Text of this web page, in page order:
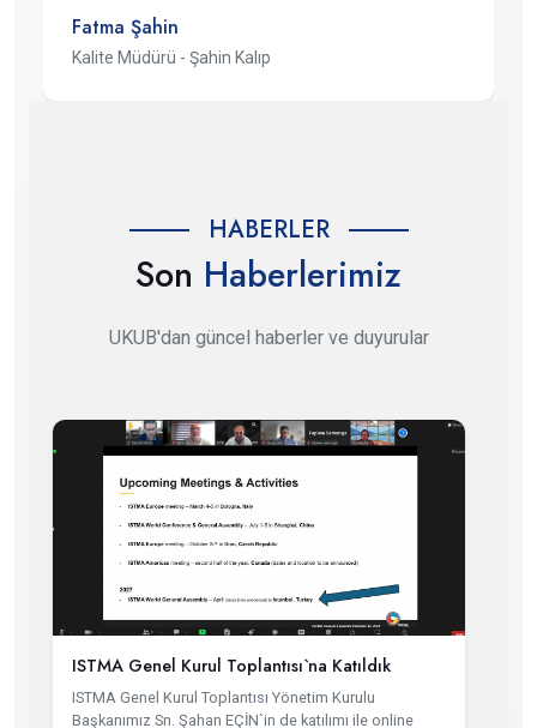
Fatma Şahin
Kalite Müdürü - Şahin Kalıp
HABERLER
Son Haberlerimiz
UKUB'dan güncel haberler ve duyurular
ISTMA Genel Kurul Toplantısı`na Katıldık
ISTMA Genel Kurul Toplantısı Yönetim Kurulu
Başkanımız Sn. Şahan EÇİN`in de katılımı ile online